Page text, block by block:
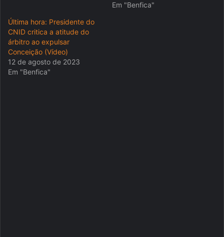
Em "Benfica"
Última hora: Presidente do
CNID critica a atitude do
árbitro ao expulsar
Conceição (Vídeo)
12 de agosto de 2023
Em "Benfica"